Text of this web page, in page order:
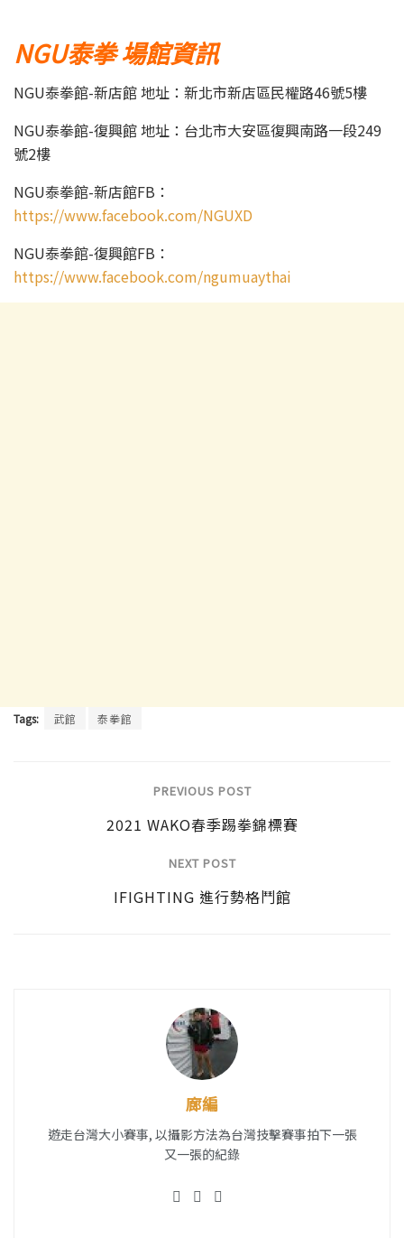
NGU泰拳 場館資訊
NGU泰拳館-新店館 地址：新北市新店區民權路46號5樓
NGU泰拳館-復興館 地址：台北市大安區復興南路一段249
號2樓
NGU泰拳館-新店館FB：
https://www.facebook.com/NGUXD
NGU泰拳館-復興館FB：
https://www.facebook.com/ngumuaythai
Tags: 武館 泰拳館
PREVIOUS POST
2021 WAKO春季踢拳錦標賽
NEXT POST
IFIGHTING 進行勢格鬥館
廊編
遊走台灣大小賽事, 以攝影方法為台灣技擊賽事拍下一張
又一張的紀錄